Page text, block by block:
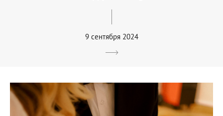
9 сентября 2024